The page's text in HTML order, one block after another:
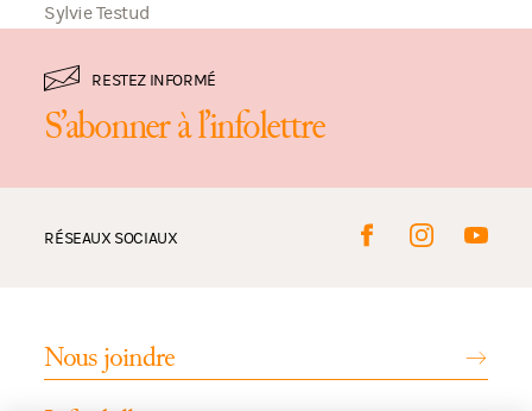
Sylvie Testud
RESTEZ INFORMÉ
S’abonner à l’infolettre
RÉSEAUX SOCIAUX
Nous joindre